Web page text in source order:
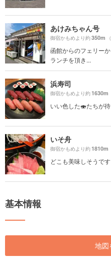
あけみちゃん号
御宿かもめより約350m
函館からのフェリー
ランチを頂き...
浜寿司
御宿かもめより約1630m
いい色した🍣たちが
いそ舟
御宿かもめより約1810m
どこも美味しそうです
基本情報
地図